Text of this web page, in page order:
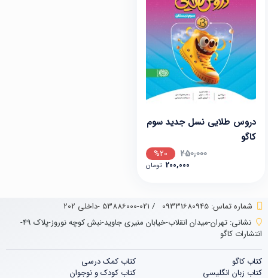
دروس طلایی نسل جدید سوم
کاگو
250,000
%20
200,000 تومان
شماره تماس‌: 09331680945 / 021-53886000 -داخلی 202
نشانی:
تهران-میدان انقلاب-خیابان منیری جاوید-نبش کوچه نوروز-پلاک 49-
انتشارات کاگو
کتاب کاگو
کتاب‌‌ کمک درسی
کتاب زبان انگلیسی
کتاب کودک و نوجوان